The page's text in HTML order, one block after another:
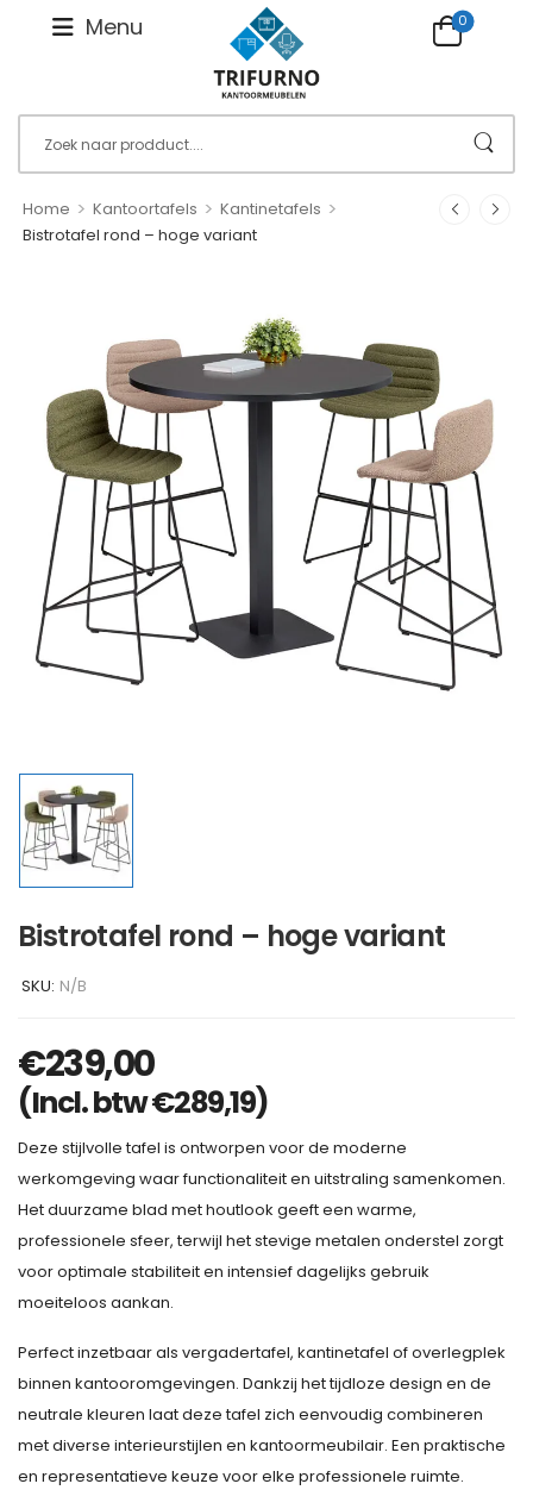
Menu 0
Home > Kantoortafels > Kantinetafels >
Bistrotafel rond – hoge variant
Bistrotafel rond – hoge variant
SKU: N/B
€239,00
(Incl. btw€289,19)
Deze stijlvolle tafel is ontworpen voor de moderne
werkomgeving waar functionaliteit en uitstraling samenkomen.
Het duurzame blad met houtlook geeft een warme,
professionele sfeer, terwijl het stevige metalen onderstel zorgt
voor optimale stabiliteit en intensief dagelijks gebruik
moeiteloos aankan.
Perfect inzetbaar als vergadertafel, kantinetafel of overlegplek
binnen kantooromgevingen. Dankzij het tijdloze design en de
neutrale kleuren laat deze tafel zich eenvoudig combineren
met diverse interieurstijlen en kantoormeubilair. Een praktische
en representatieve keuze voor elke professionele ruimte.